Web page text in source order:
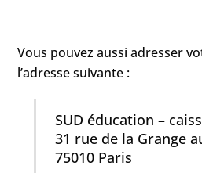
Vous pouvez aussi adresser
l’adresse suivante :
SUD éducation –
31 rue de la Grange
75010 Paris